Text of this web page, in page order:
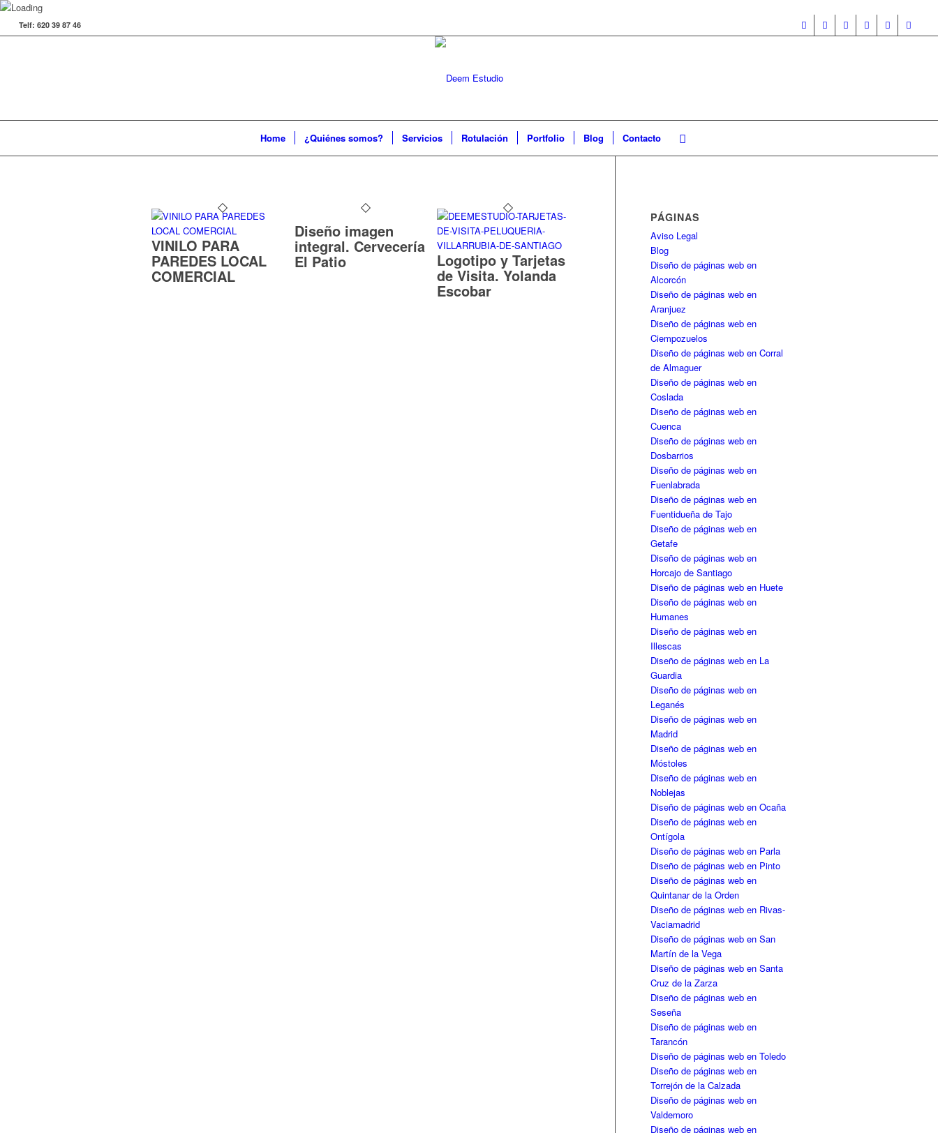
Telf: 620 39 87 46
Home ¿Quiénes somos? Servicios Rotulación Portfolio Blog Contacto
VINILO PARA
PAREDES LOCAL
COMERCIAL
Diseño imagen
integral. Cervecería
El Patio Logotipo y Tarjetas
de Visita. Yolanda
Escobar
PÁGINAS
Aviso Legal
Blog
Diseño de páginas web en
Alcorcón
Diseño de páginas web en
Aranjuez
Diseño de páginas web en
Ciempozuelos
Diseño de páginas web en Corral
de Almaguer
Diseño de páginas web en
Coslada
Diseño de páginas web en
Cuenca
Diseño de páginas web en
Dosbarrios
Diseño de páginas web en
Fuenlabrada
Diseño de páginas web en
Fuentidueña de Tajo
Diseño de páginas web en
Getafe
Diseño de páginas web en
Horcajo de Santiago
Diseño de páginas web en Huete
Diseño de páginas web en
Humanes
Diseño de páginas web en
Illescas
Diseño de páginas web en La
Guardia
Diseño de páginas web en
Leganés
Diseño de páginas web en
Madrid
Diseño de páginas web en
Móstoles
Diseño de páginas web en
Noblejas
Diseño de páginas web en Ocaña
Diseño de páginas web en
Ontígola
Diseño de páginas web en Parla
Diseño de páginas web en Pinto
Diseño de páginas web en
Quintanar de la Orden
Diseño de páginas web en Rivas-
Vaciamadrid
Diseño de páginas web en San
Martín de la Vega
Diseño de páginas web en Santa
Cruz de la Zarza
Diseño de páginas web en
Seseña
Diseño de páginas web en
Tarancón
Diseño de páginas web en Toledo
Diseño de páginas web en
Torrejón de la Calzada
Diseño de páginas web en
Valdemoro
Diseño de páginas web en